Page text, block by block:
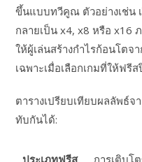
ขึ้นแบบทวีคูณ ตัวอย่างเช่น
กลายเป็น x4, x8 หรือ x16
ให้ผู้เล่นสร้างกำไรก้อนโตจ
เฉพาะเมื่อเลือกเกมที่ให้ฟ
ตารางเปรียบเทียบผลลัพ
ทับกันได้:
ประเภทฟรีส
การเติบโ